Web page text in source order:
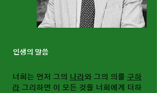
인생의 말씀
너희는 먼저 그의 나라와 그의 의를 구하
라 그리하면 이 모든 것을 너희에게 더하